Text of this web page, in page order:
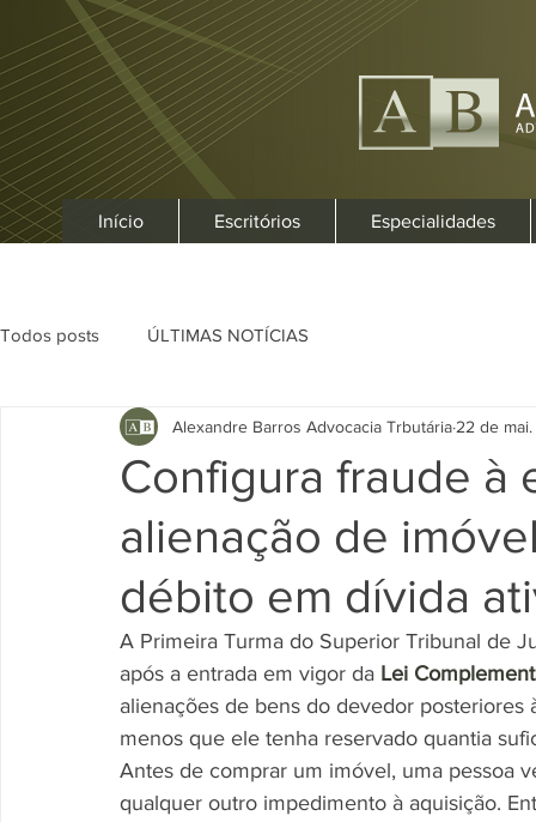
Início Escritórios Especialidades
Todos posts ÚLTIMAS NOTÍCIAS
Configura fraude à
alienação de
débito em dívida
Alexandre Barros Advocacia Trbutária 22 de
A Primeira Turma do Superior Tribunal de
após a entrada em vigor da Lei
alienações de bens do devedor
menos que ele tenha reservado quantia
Antes de comprar um imóvel, uma pessoa
qualquer outro impedimento à aquisição.